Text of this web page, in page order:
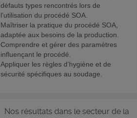
défauts types rencontrés lors de
l’utilisation du procédé SOA.
Maîtriser la pratique du procédé SOA,
adaptée aux besoins de la production.
Comprendre et gérer des paramètres
influençant le procédé.
Appliquer les règles d’hygiène et de
sécurité spécifiques au soudage.
Nos résultats dans le secteur de la